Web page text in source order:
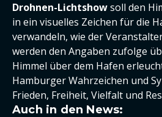
Drohnen-Lichtshowsoll den
in ein visuelles Zeichen für die
verwandeln, wie der
werden den Angaben zufolge
Himmel über dem Hafen
Hamburger Wahrzeichen und
Frieden, Freiheit, Vielfalt und
Auch in den News: